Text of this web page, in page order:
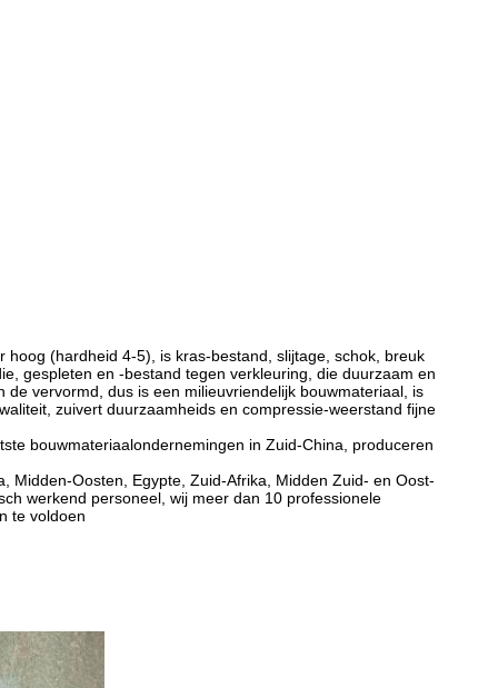
(hardheid 4-5), is kras-bestand, slijtage, schok, breuk
gespleten en -bestand tegen verkleuring, die duurzaam en
vervormd, dus is een milieuvriendelijk bouwmateriaal, is
zuivert duurzaamheids en compressie-weerstand fijne
bouwmateriaalondernemingen in Zuid-China, produceren
Midden-Oosten, Egypte, Zuid-Afrika, Midden Zuid- en Oost-
werkend personeel, wij meer dan 10 professionele
te voldoen